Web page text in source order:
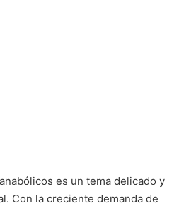
es un tema delicado y
Con la creciente demanda de